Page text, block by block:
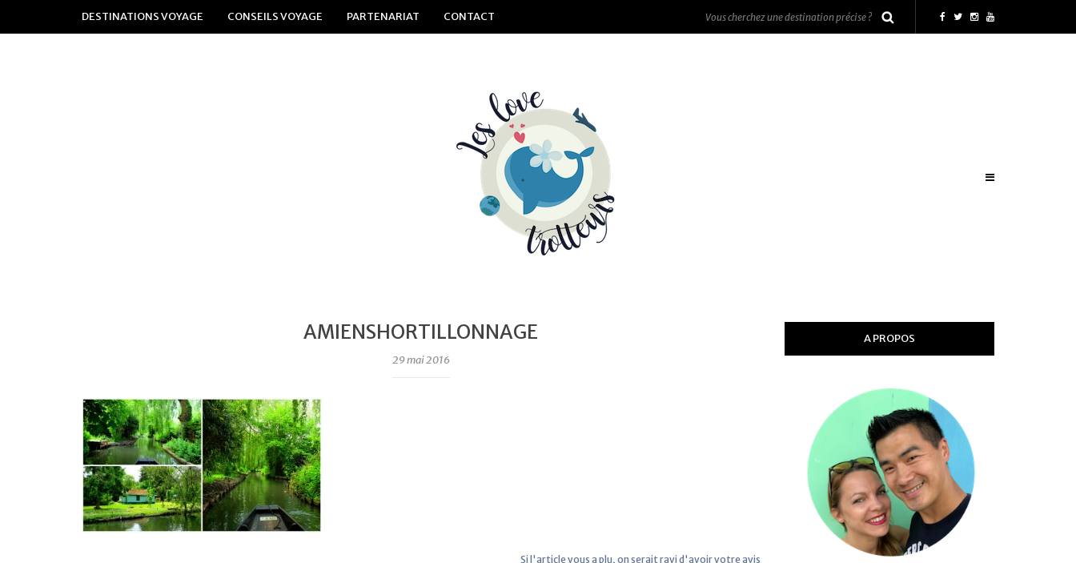
DESTINATIONS VOYAGE CONSEILS VOYAGE PARTENARIAT CONTACT
AMIENSHORTILLONNAGE
29 mai 2016
Si l'article vous a plu, on serait ravi d'avoir votre avis
A PROPOS